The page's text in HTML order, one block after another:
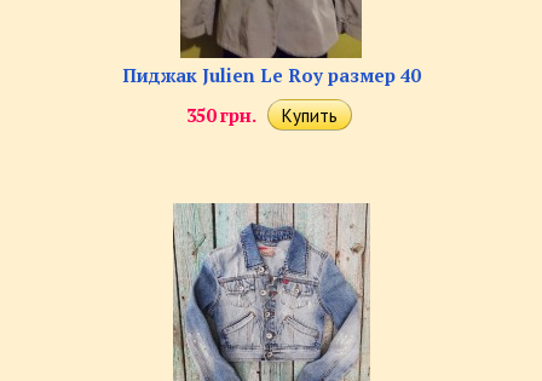
Пиджак Julien Le Roy размер 40
350 грн.